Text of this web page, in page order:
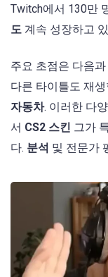
Twitch에서 130만
도 계속 성장하고
주요 초점은 다음
다른 타이틀도 재생
자동차. 이러한 다
서 CS2 스킨 그가
다. 분석 및 전문가